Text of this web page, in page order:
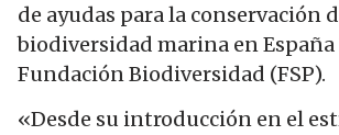
de ayudas para la conservación
biodiversidad marina en España
Fundación Biodiversidad (FSP).
«Desde su introducción en el